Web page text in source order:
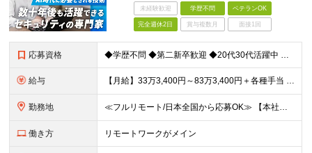
未経験歓迎 学歴不問 ベテランOK
完全週休2日 賞与複数月 面接1回
応募資格 ◆学歴不問 ◆第二新卒歓迎 ◆20代30代活躍中 【必須要件】 ・CCNA等のネットワーク基礎知識をお持ちの方 ・IT機器や構築の基礎知識がある方 ＜求める人物像＞ ◇技術寄りの仕事を究めたい方
給与 【月給】33万3,400円～83万3,400円＋各種手当 ※経験・年齢を考慮の上、決定します。 ※月給額には20時間相当（39,600円～98,400円）のみなし残業手当を含みます。 ※超過分は別途
勤務地 ≪フルリモート/日本全国から応募OK≫ 【本社】 東京都新宿区下宮比町2-26 KDX飯田橋ビル3F ※業務拡大につき、移転したばかりの新オフィス ※転勤なし。引越費用の補助あり ※週1回程度の出社
働き方 リモートワークがメイン